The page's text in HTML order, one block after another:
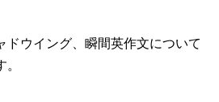
ウイング、瞬間英作文について